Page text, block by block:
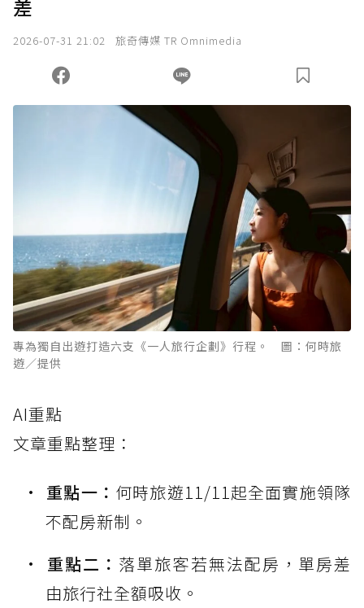
差
2026-07-31 21:02 旅奇傳媒 TR Omnimedia
專為獨自出遊打造六支《一人旅行企劃》行程。 圖：何時旅
遊／提供
AI重點
文章重點整理：
重點一： 何時旅遊11/11起全面實施領隊
不配房新制。
重點二： 落單旅客若無法配房，單房差
由旅行社全額吸收。